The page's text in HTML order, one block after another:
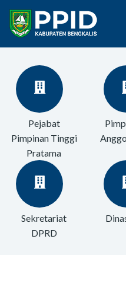
Pejabat
Pimpinan Tinggi
Pratama
Sekretariat
DPRD